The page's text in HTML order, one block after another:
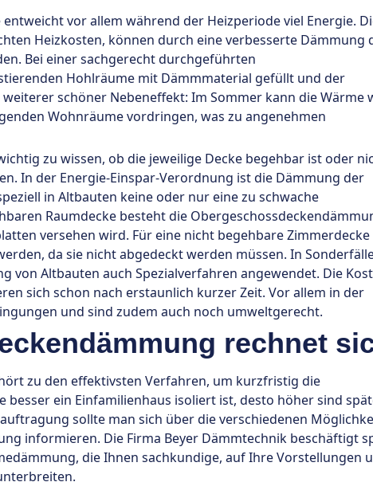
vor allem während der Heizperiode viel Energie.
Heizkosten, können durch eine verbesserte Dämmung
Bei einer sachgerecht durchgeführten
Hohlräume mit Dämmmaterial gefüllt und der
schöner Nebeneffekt: Im Sommer kann die Wärme
Wohnräume vordringen, was zu angenehmen
zu wissen, ob die jeweilige Decke begehbar ist oder
In der Energie-Einspar-Verordnung ist die Dämmung der
in Altbauten keine oder nur eine zu schwache
Raumdecke besteht die
versehen wird. Für eine nicht begehbare Zimmerdecke
da sie nicht abgedeckt werden müssen. In
von Altbauten auch Spezialverfahren angewendet. Die
sich schon nach erstaunlich kurzer Zeit. Vor allem in der
und sind zudem auch noch umweltgerecht.
rechnet
zu den effektivsten Verfahren, um kurzfristig die
besser ein Einfamilienhaus isoliert ist, desto höher sind
sollte man sich über die verschiedenen
informieren. Die Firma Beyer Dämmtechnik beschäftigt
die Ihnen sachkundige, auf Ihre Vorstellungen